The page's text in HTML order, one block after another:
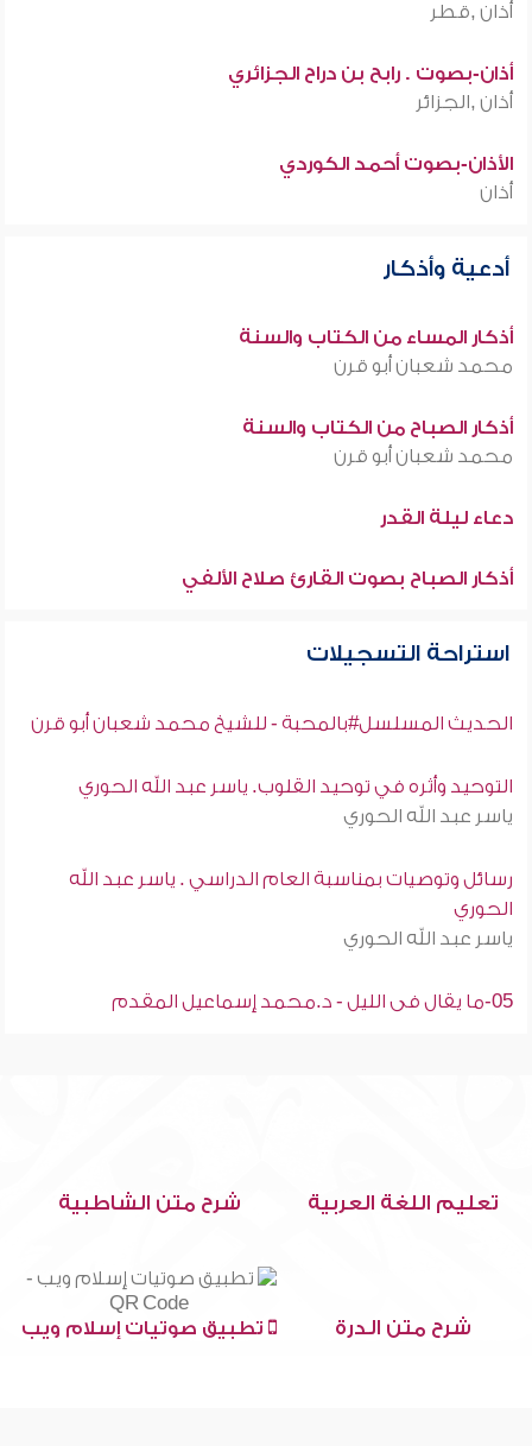
أذان ,قطر
أذان-بصوت . رابح بن دراح الجزائري
أذان ,الجزائر
الأذان-بصوت أحمد الكوردي
أذان
أدعية وأذكار
أذكار المساء من الكتاب والسنة
محمد شعبان أبو قرن
أذكار الصباح من الكتاب والسنة
محمد شعبان أبو قرن
دعاء ليلة القدر
أذكار الصباح بصوت القارئ صلاح الألفي
استراحة التسجيلات
الحديث المسلسل#بالمحبة - للشيخ محمد شعبان أبو قرن
التوحيد وأثره في توحيد القلوب. ياسر عبد الله الحوري
ياسر عبد الله الحوري
رسائل وتوصيات بمناسبة العام الدراسي . ياسر عبد الله
الحوري
ياسر عبد الله الحوري
05-ما يقال فى الليل - د.محمد إسماعيل المقدم
تعليم اللغة العربية شرح متن الشاطبية
شرح متن الدرة تطبيق صوتيات إسلام ويب